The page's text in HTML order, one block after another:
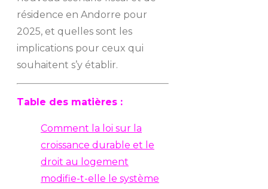
résidence en Andorre pour
2025, et quelles sont les
implications pour ceux qui
souhaitent s’y établir.
Table des matières :
Comment la loi sur la
croissance durable et le
droit au logement
modifie-t-elle le système